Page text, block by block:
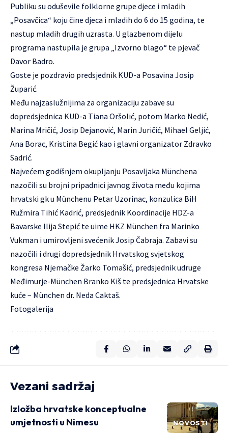
Publiku su oduševile folklorne grupe djece i mladih
„Posavčica“ koju čine djeca i mladih do 6 do 15 godina, te
nastup mladih drugih uzrasta. U glazbenom dijelu
programa nastupila je grupa „Izvorno blago“ te pjevač
Davor Badro.
Goste je pozdravio predsjednik KUD-a Posavina Josip
Župarić.
Među najzaslužnijima za organizaciju zabave su
dopredsjednica KUD-a Tiana Oršolić, potom Marko Nedić,
Marina Mričić, Josip Dejanović, Marin Juričić, Mihael Geljić,
Ana Borac, Kristina Begić kao i glavni organizator Zdravko
Sadrić.
Najvećem godišnjem okupljanju Posavljaka Münchena
nazočili su brojni pripadnici javnog života među kojima
hrvatski gk u Münchenu Petar Uzorinac, konzulica BiH
Ružmira Tihić Kadrić, predsjednik Koordinacije HDZ-a
Bavarske Ilija Stepić te uime HKZ München fra Marinko
Vukman i umirovljeni svećenik Josip Čabraja. Zabavi su
nazočili i drugi dopredsjednik Hrvatskog svjetskog
kongresa Njemačke Žarko Tomašić, predsjednik udruge
Međimurje-München Branko Kiš te predsjednica Hrvatske
kuće – München dr. Neda Caktaš.
Fotogalerija
Vezani sadržaj
NOVOSTI
Izložba hrvatske konceptualne
umjetnosti u Nimesu